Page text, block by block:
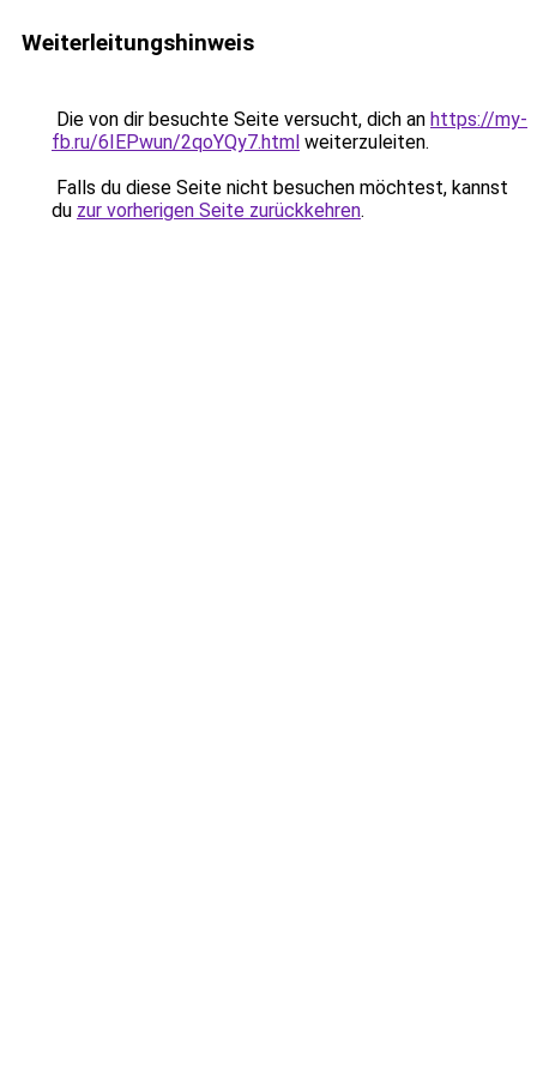
Weiterleitungshinweis
Die von dir besuchte Seite versucht, dich an https://my-
fb.ru/6IEPwun/2qoYQy7.html weiterzuleiten.
Falls du diese Seite nicht besuchen möchtest, kannst
du zur vorherigen Seite zurückkehren.